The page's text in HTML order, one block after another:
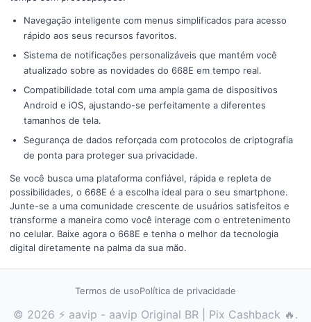
Navegação inteligente com menus simplificados para acesso
rápido aos seus recursos favoritos.
Sistema de notificações personalizáveis que mantém você
atualizado sobre as novidades do 668E em tempo real.
Compatibilidade total com uma ampla gama de dispositivos
Android e iOS, ajustando-se perfeitamente a diferentes
tamanhos de tela.
Segurança de dados reforçada com protocolos de criptografia
de ponta para proteger sua privacidade.
Se você busca uma plataforma confiável, rápida e repleta de
possibilidades, o 668E é a escolha ideal para o seu smartphone.
Junte-se a uma comunidade crescente de usuários satisfeitos e
transforme a maneira como você interage com o entretenimento
no celular. Baixe agora o 668E e tenha o melhor da tecnologia
digital diretamente na palma da sua mão.
Termos de usoPolítica de privacidade
© 2026 ⚡ aavip - aavip Original BR | Pix Cashback 🔥.